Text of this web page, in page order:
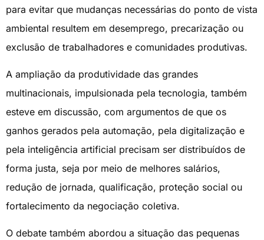
para evitar que mudanças necessárias do ponto de vista
ambiental resultem em desemprego, precarização ou
exclusão de trabalhadores e comunidades produtivas.
A ampliação da produtividade das grandes
multinacionais, impulsionada pela tecnologia, também
esteve em discussão, com argumentos de que os
ganhos gerados pela automação, pela digitalização e
pela inteligência artificial precisam ser distribuídos de
forma justa, seja por meio de melhores salários,
redução de jornada, qualificação, proteção social ou
fortalecimento da negociação coletiva.
O debate também abordou a situação das pequenas